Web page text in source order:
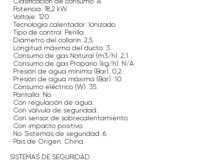
· Potencia: 18,2 kW.
· Voltaje: 120.
· Tecnología calentador: Ionizado.
· Tipo de control: Perilla.
· Diámetro del collarín: 2,5.
· Longitud máxima del ducto: 3.
· Consumo de gas Natural (m3/h): 2,1.
· Consumo de gas Propano (kg/h): N/A.
· Presión de agua mínima (Bar): 0,2.
· Presión de agua máxima (Bar): 10.
· Consumo eléctrico (W): 35.
· Pantalla: No.
· Con regulación de agua.
· Con válvula de seguridad.
· Con sensor de sobrecalentamiento.
· Con impacto positivo.
· No. Sistemas de seguridad: 6.
· País de Origen: China.
SISTEMAS DE SEGURIDAD